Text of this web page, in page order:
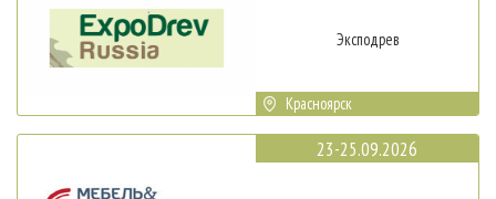
Эксподрев
Красноярск
23-25.09.2026